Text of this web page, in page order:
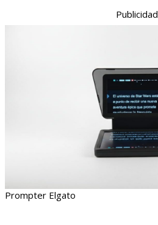
Publicidad
Prompter Elgato